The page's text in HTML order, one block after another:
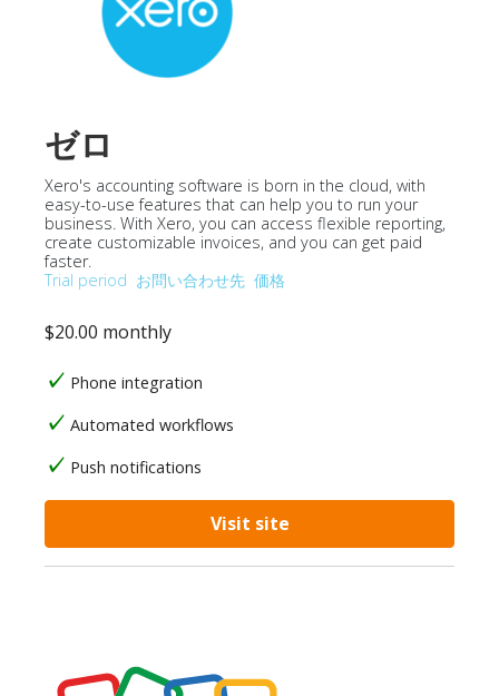
ゼロ
Xero's accounting software is born in the cloud, with
easy-to-use features that can help you to run your
business. With Xero, you can access flexible reporting,
create customizable invoices, and you can get paid
faster.
Trial period お問い合わせ先 価格
$20.00 monthly
Phone integration
Automated workflows
Push notifications
Visit site